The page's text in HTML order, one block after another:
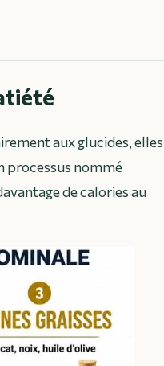
aux glucides, elles
processus nommé
de calories au